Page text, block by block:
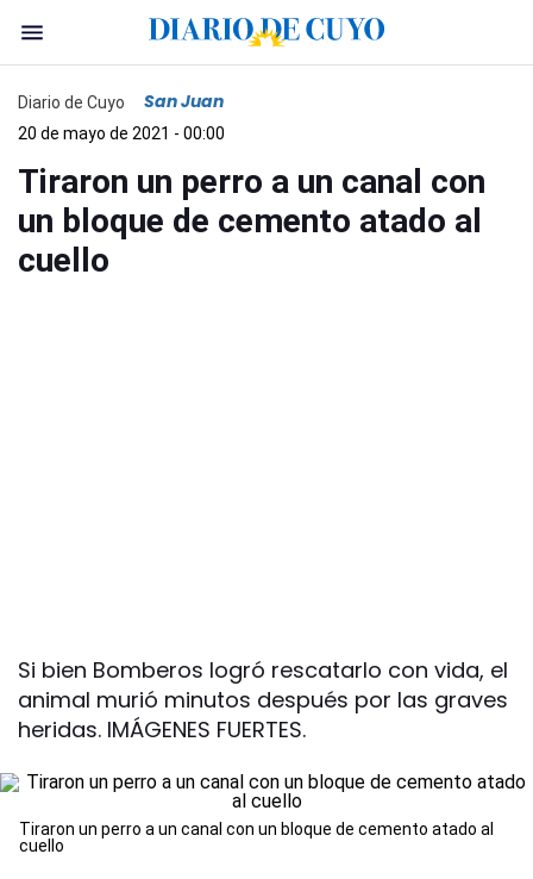
Diario de Cuyo San Juan
20 de mayo de 2021 - 00:00
Tiraron un perro a un canal con
un bloque de cemento atado al
cuello
Si bien Bomberos logró rescatarlo con vida, el
animal murió minutos después por las graves
heridas. IMÁGENES FUERTES.
Tiraron un perro a un canal con un bloque de cemento atado al
cuello